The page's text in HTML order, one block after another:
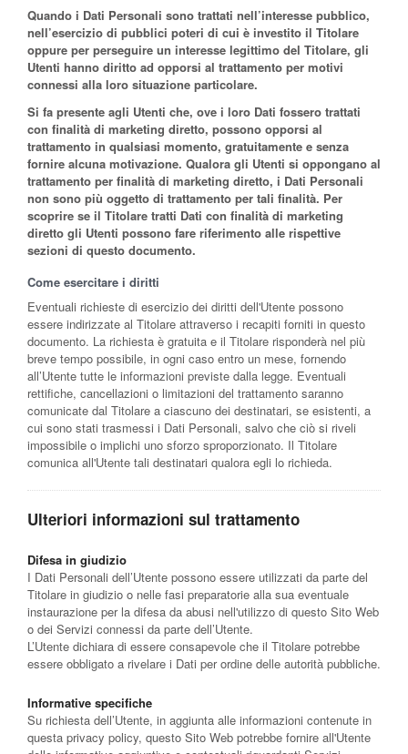
Quando i Dati Personali sono trattati nell’interesse pubblico,
nell’esercizio di pubblici poteri di cui è investito il Titolare
oppure per perseguire un interesse legittimo del Titolare, gli
Utenti hanno diritto ad opporsi al trattamento per motivi
connessi alla loro situazione particolare.
Si fa presente agli Utenti che, ove i loro Dati fossero trattati
con finalità di marketing diretto, possono opporsi al
trattamento in qualsiasi momento, gratuitamente e senza
fornire alcuna motivazione. Qualora gli Utenti si oppongano al
trattamento per finalità di marketing diretto, i Dati Personali
non sono più oggetto di trattamento per tali finalità. Per
scoprire se il Titolare tratti Dati con finalità di marketing
diretto gli Utenti possono fare riferimento alle rispettive
sezioni di questo documento.
Come esercitare i diritti
Eventuali richieste di esercizio dei diritti dell'Utente possono
essere indirizzate al Titolare attraverso i recapiti forniti in questo
documento. La richiesta è gratuita e il Titolare risponderà nel più
breve tempo possibile, in ogni caso entro un mese, fornendo
all’Utente tutte le informazioni previste dalla legge. Eventuali
rettifiche, cancellazioni o limitazioni del trattamento saranno
comunicate dal Titolare a ciascuno dei destinatari, se esistenti, a
cui sono stati trasmessi i Dati Personali, salvo che ciò si riveli
impossibile o implichi uno sforzo sproporzionato. Il Titolare
comunica all'Utente tali destinatari qualora egli lo richieda.
Ulteriori informazioni sul trattamento
Difesa in giudizio
I Dati Personali dell’Utente possono essere utilizzati da parte del
Titolare in giudizio o nelle fasi preparatorie alla sua eventuale
instaurazione per la difesa da abusi nell'utilizzo di questo Sito Web
o dei Servizi connessi da parte dell’Utente.
L’Utente dichiara di essere consapevole che il Titolare potrebbe
essere obbligato a rivelare i Dati per ordine delle autorità pubbliche.
Informative specifiche
Su richiesta dell’Utente, in aggiunta alle informazioni contenute in
questa privacy policy, questo Sito Web potrebbe fornire all'Utente